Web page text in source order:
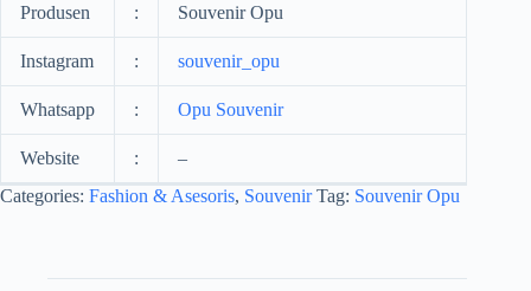
Produsen : Souvenir Opu
Instagram : souvenir_opu
Whatsapp : Opu Souvenir
Website :
–
Categories: Fashion & Asesoris, Souvenir Tag: Souvenir Opu